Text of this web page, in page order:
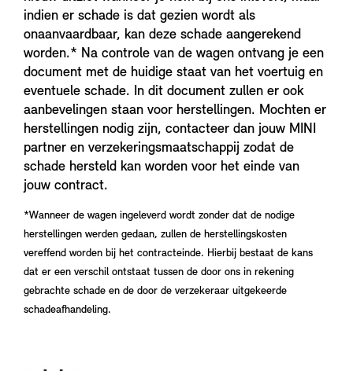
indien er schade is dat gezien wordt als
onaanvaardbaar, kan deze schade aangerekend
worden.* Na controle van de wagen ontvang je een
document met de huidige staat van het voertuig en
eventuele schade. In dit document zullen er ook
aanbevelingen staan voor herstellingen. Mochten er
herstellingen nodig zijn, contacteer dan jouw MINI
partner en verzekeringsmaatschappij zodat de
schade hersteld kan worden voor het einde van
jouw contract.
*Wanneer de wagen ingeleverd wordt zonder dat de nodige
herstellingen werden gedaan, zullen de herstellingskosten
vereffend worden bij het contracteinde. Hierbij bestaat de kans
dat er een verschil ontstaat tussen de door ons in rekening
gebrachte schade en de door de verzekeraar uitgekeerde
schadeafhandeling.